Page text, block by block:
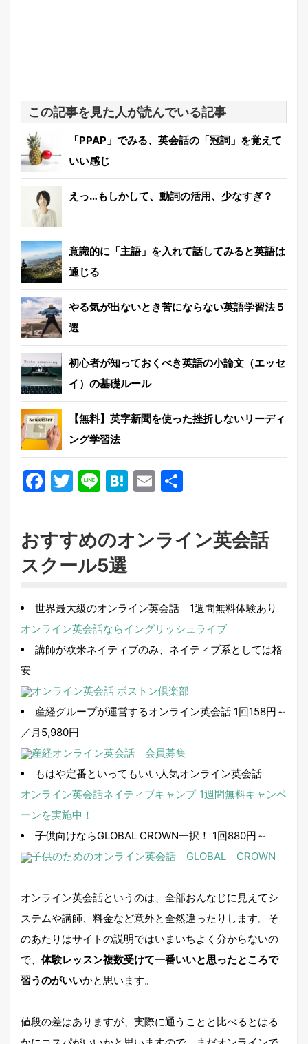
この記事を見た人が読んでいる記事
「PPAP」でみる、英会話の「冠詞」を覚えて
いい感じ
えっ…もしかして、動詞の活用、少なすぎ？
意識的に「主語」を入れて話してみると英語は
通じる
やる気が出ないとき苦にならない英語学習法５
選
初心者が知っておくべき英語の小論文（エッセ
イ）の基礎ルール
【無料】英字新聞を使った挫折しないリーディ
ング学習法
Facebook
Twitter
LineHatena
Email
おすすめのオンライン英会話
スクール5選
世界最大級のオンライン英会話 1週間無料体験あり
オンライン英会話ならイングリッシュライブ
講師が欧米ネイティブのみ、ネイティブ系としては格
安
オンライン英会話 ボストン倶楽部
産経グループが運営するオンライン英会話 1回158円～
／月5,980円
産経オンライン英会話 会員募集
もはや定番といってもいい人気オンライン英会話
オンライン英会話ネイティブキャンプ 1週間無料キャンペ
ーンを実施中！
子供向けならGLOBAL CROWN一択！ 1回880円～
子供のためのオンライン英会話 GLOBAL CROWN
オンライン英会話というのは、全部おんなじに見えてシ
ステムや講師、料金など意外と全然違ったりします。そ
のあたりはサイトの説明ではいまいちよく分からないの
で、 体験レッスン複数受けて一番いいと思ったところで
習うのがいいかと思います。
値段の差はありますが、実際に通うことと比べるとはる